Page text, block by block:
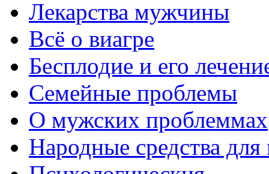
Лекарства мужчины
Всё о виагре
Бесплодие и его
Семейные проблемы
О мужских проблеммах
Народные средства